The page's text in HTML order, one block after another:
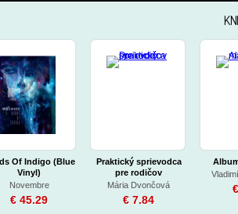
Of Indigo (Blue
Vinyl)
Novembre
€ 45.29
Praktický sprievodca
pre rodičov
Mária Dvončová
€ 7.84